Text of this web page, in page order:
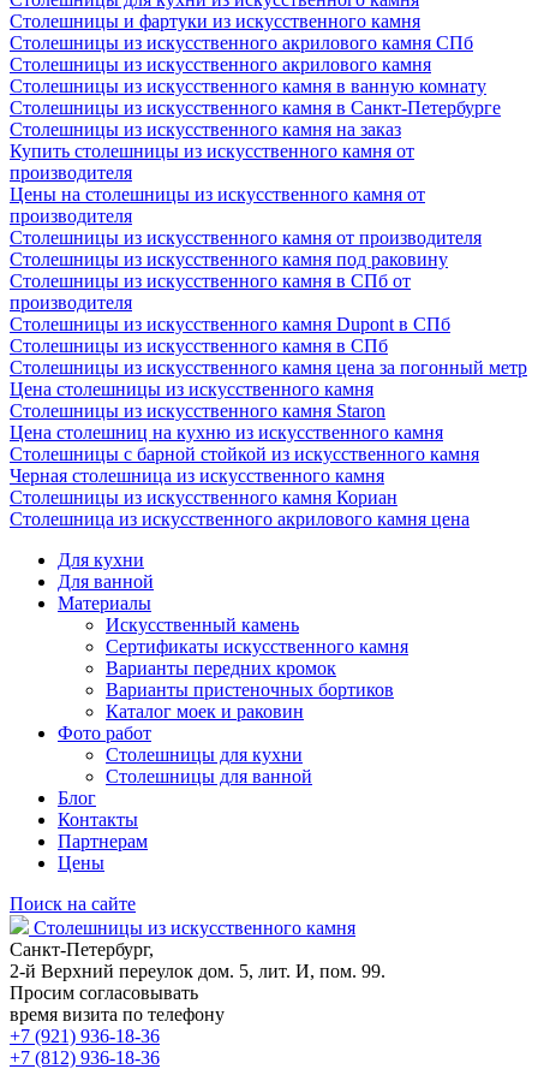
Столешницы и фартуки из искусственного камня
Столешницы из искусственного акрилового камня СПб
Столешницы из искусственного акрилового камня
Столешницы из искусственного камня в ванную комнату
Столешницы из искусственного камня в Санкт-Петербурге
Столешницы из искусственного камня на заказ
Купить столешницы из искусственного камня от
производителя
Цены на столешницы из искусственного камня от
производителя
Столешницы из искусственного камня от производителя
Столешницы из искусственного камня под раковину
Столешницы из искусственного камня в СПб от
производителя
Столешницы из искусственного камня Dupont в СПб
Столешницы из искусственного камня в СПб
Столешницы из искусственного камня цена за погонный метр
Цена столешницы из искусственного камня
Столешницы из искусственного камня Staron
Цена столешниц на кухню из искусственного камня
Столешницы с барной стойкой из искусственного камня
Черная столешница из искусственного камня
Столешницы из искусственного камня Кориан
Столешница из искусственного акрилового камня цена
Для кухни
Для ванной
Материалы
Искусственный камень
Сертификаты искусственного камня
Варианты передних кромок
Варианты пристеночных бортиков
Каталог моек и раковин
Фото работ
Столешницы для кухни
Столешницы для ванной
Блог
Контакты
Партнерам
Цены
Поиск на сайте
Столешницы из искусственного камня
Санкт-Петербург,
2-й Верхний переулок дом. 5, лит. И, пом. 99.
Просим согласовывать
время визита по телефону
+7 (921) 936-18-36
+7 (812) 936-18-36